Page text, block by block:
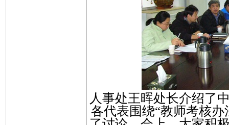
人事处王晖处长介绍了
各代表围绕“教师考核